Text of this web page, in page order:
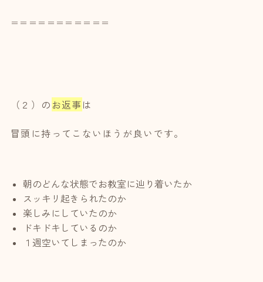
＝＝＝＝＝＝＝＝＝＝＝
（２）の お返事は
冒頭に持ってこないほうが良いです。
朝のどんな状態でお教室に辿り着いたか
スッキリ起きられたのか
楽しみにしていたのか
ドキドキしているのか
１週空いてしまったのか